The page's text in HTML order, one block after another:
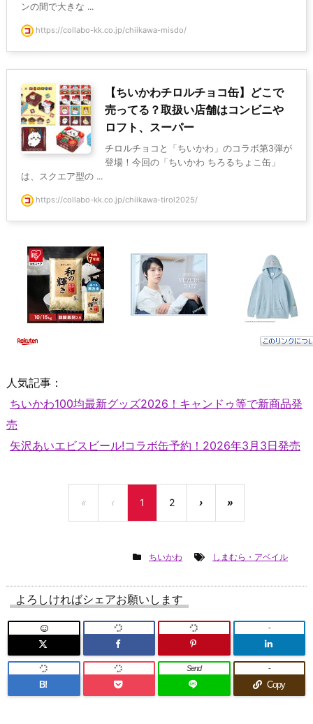
ンの間で大きな ...
https://collabo-kk.co.jp/chiikawa-misdo/
【ちいかわチロルチョコ缶】どこで
売ってる？取扱い店舗はコンビニや
ロフト、スーパー
チロルチョコと「ちいかわ」のコラボ第3弾が
登場！今回の「ちいかわ ちろるちょこ缶」
は、スクエア型の ...
https://collabo-kk.co.jp/chiikawa-tirol2025/
人気記事：
ちいかわ100均最新グッズ2026！キャンドゥ等で新商品発
売
矢沢あいエビスビール!コラボ缶予約！2026年3月3日発売
« ‹ 1 2 › »
ちいかわ しまむら・アベイル
よろしければシェアお願いします
-
B!
Send
Copy
-